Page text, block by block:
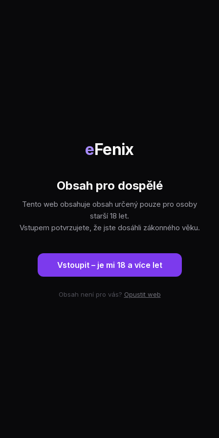
eFenix
Obsah pro dospělé
Tento web obsahuje obsah určený pouze pro osoby
starší 18 let.
Vstupem potvrzujete, že jste dosáhli zákonného věku.
Vstoupit – je mi 18 a více let
Obsah není pro vás? Opustit web